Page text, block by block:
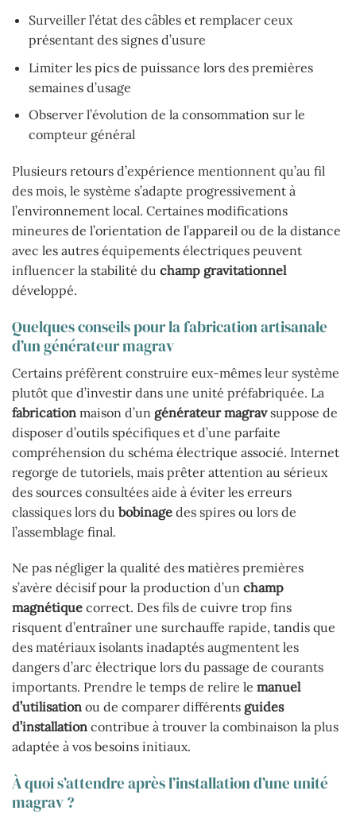
Surveiller l’état des câbles et remplacer ceux
présentant des signes d’usure
Limiter les pics de puissance lors des premières
semaines d’usage
Observer l’évolution de la consommation sur le
compteur général
Plusieurs retours d’expérience mentionnent qu’au fil
des mois, le système s’adapte progressivement à
l’environnement local. Certaines modifications
mineures de l’orientation de l’appareil ou de la distance
avec les autres équipements électriques peuvent
influencer la stabilité du champ gravitationnel
développé.
Quelques conseils pour la fabrication artisanale
d’un générateur magrav
Certains préfèrent construire eux-mêmes leur système
plutôt que d’investir dans une unité préfabriquée. La
fabrication maison d’un générateur magravsuppose de
disposer d’outils spécifiques et d’une parfaite
compréhension du schéma électrique associé. Internet
regorge de tutoriels, mais prêter attention au sérieux
des sources consultées aide à éviter les erreurs
classiques lors du bobinage des spires ou lors de
l’assemblage final.
Ne pas négliger la qualité des matières premières
s’avère décisif pour la production d’un champ
magnétique correct. Des fils de cuivre trop fins
risquent d’entraîner une surchauffe rapide, tandis que
des matériaux isolants inadaptés augmentent les
dangers d’arc électrique lors du passage de courants
importants. Prendre le temps de relire le manuel
d’utilisation ou de comparer différents guides
d’installation contribue à trouver la combinaison la plus
adaptée à vos besoins initiaux.
À quoi s’attendre après l’installation d’une unité
magrav ?